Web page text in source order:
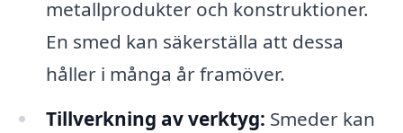
metallprodukter och konstruktioner.
En smed kan säkerställa att dessa
håller i många år framöver.
Tillverkning av verktyg: Smeder kan